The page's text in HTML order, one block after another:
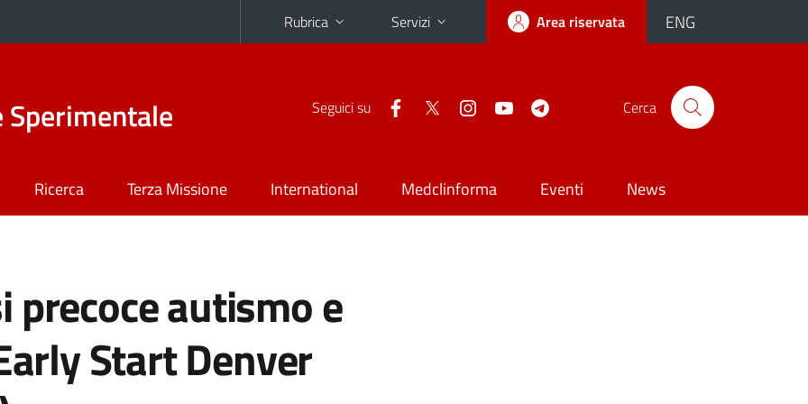
Rubrica Servizi Area riservata ENG
Sperimentale Seguici su Cerca
Ricerca Terza Missione International Medclinforma Eventi News
precoce autismo e
Start Denver